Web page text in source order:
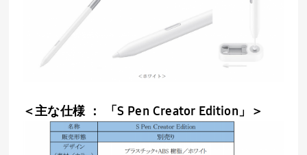
＜主な仕様 ： 「S Pen Creator Edition」＞